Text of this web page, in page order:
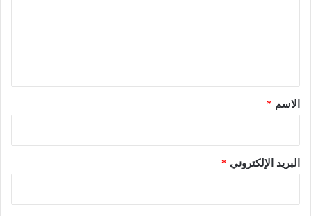
*الاسم *
البريد الإلكتروني *